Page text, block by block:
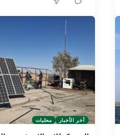
آخر الأخبار محليات